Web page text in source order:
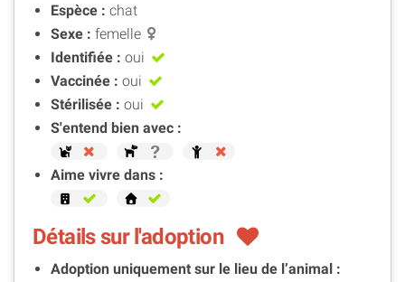
Espèce : chat
Sexe : femelle
Identifiée : oui
Vaccinée : oui
Stérilisée : oui
S'entend bien avec :
Aime vivre dans :
Détails sur l'adoption
Adoption uniquement sur le lieu de l’animal :